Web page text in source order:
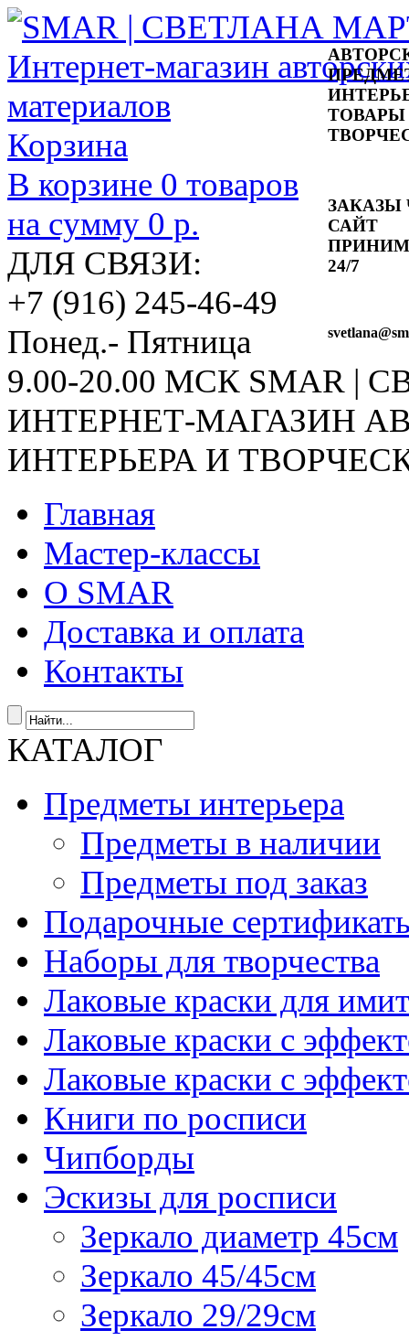
ТОВАРЫ
ЗАКАЗЫ
САЙТ
24/7
svetlana
Корзина
В корзине 0 товаров
на сумму 0 р.
ДЛЯ СВЯЗИ:
+7 (916) 245-46-49
Понед.- Пятница
9.00-20.00 МСК SMAR |
ИНТЕРНЕТ-МАГАЗИН
ИНТЕРЬЕРА И
Главная
Мастер-классы
О SMAR
Доставка и оплата
Контакты
КАТАЛОГ
Предметы интерьера
Предметы в наличии
Предметы под заказ
Подарочные
Наборы для творчества
Лаковые краски для
Лаковые краски с
Лаковые краски с
Книги по росписи
Чипборды
Эскизы для росписи
Зеркало диаметр 45см
Зеркало 45/45см
Зеркало 29/29см